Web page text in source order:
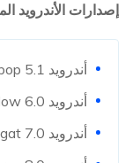
إصدارات الأندرويد
أندرويد Lollipop 5.1
أندرويد Marshmallow 6.0
أندرويد Nougat 7.0